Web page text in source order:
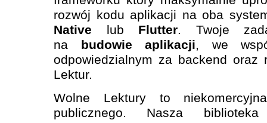
rozwój kodu aplikacji na oba
Native lub Flutter. Twoje
na budowie aplikacji, we
odpowiedzialnym za backend oraz
Lektur.
Wolne Lektury to
publicznego. Nasza